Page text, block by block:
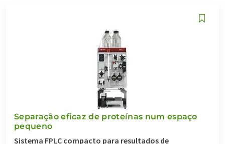
Separação eficaz de proteínas num espaço
pequeno
Sistema FPLC compacto para resultados de